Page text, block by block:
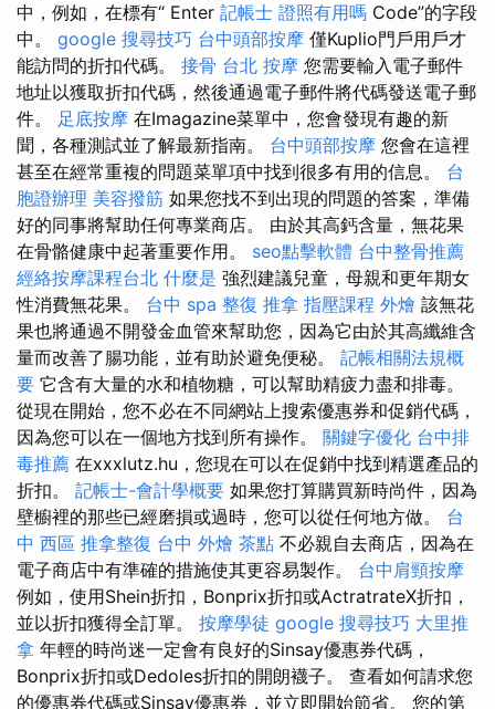
中，例如，在標有“ Enter 記帳士 證照有用嗎 Code”的字段
中。 google 搜尋技巧 台中頭部按摩 僅Kuplio門戶用戶才
能訪問的折扣代碼。 接骨 台北 按摩 您需要輸入電子郵件
地址以獲取折扣代碼，然後通過電子郵件將代碼發送電子郵
件。 足底按摩 在Imagazine菜單中，您會發現有趣的新
聞，各種測試並了解最新指南。 台中頭部按摩 您會在這裡
甚至在經常重複的問題菜單項中找到很多有用的信息。 台
胞證辦理 美容撥筋 如果您找不到出現的問題的答案，準備
好的同事將幫助任何專業商店。 由於其高鈣含量，無花果
在骨骼健康中起著重要作用。 seo點擊軟體 台中整骨推薦
經絡按摩課程台北 什麼是 強烈建議兒童，母親和更年期女
性消費無花果。 台中 spa 整復 推拿 指壓課程 外燴 該無花
果也將通過不開發金血管來幫助您，因為它由於其高纖維含
量而改善了腸功能，並有助於避免便秘。 記帳相關法規概
要 它含有大量的水和植物糖，可以幫助精疲力盡和排毒。
從現在開始，您不必在不同網站上搜索優惠券和促銷代碼，
因為您可以在一個地方找到所有操作。 關鍵字優化 台中排
毒推薦 在xxxlutz.hu，您現在可以在促銷中找到精選產品的
折扣。 記帳士-會計學概要 如果您打算購買新時尚件，因為
壁櫥裡的那些已經磨損或過時，您可以從任何地方做。 台
中 西區 推拿整復 台中 外燴 茶點 不必親自去商店，因為在
電子商店中有準確的措施使其更容易製作。 台中肩頸按摩
例如，使用Shein折扣，Bonprix折扣或ActratrateX折扣，
並以折扣獲得全訂單。 按摩學徒 google 搜尋技巧 大里推
拿 年輕的時尚迷一定會有良好的Sinsay優惠券代碼，
Bonprix折扣或Dedoles折扣的開朗襪子。 查看如何請求您
的優惠券代碼或Sinsay優惠券，並立即開始節省。 您的第